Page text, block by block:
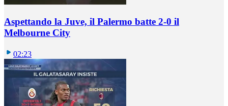
Aspettando la Juve, il Palermo batte 2-0 il
Melbourne City
02:23